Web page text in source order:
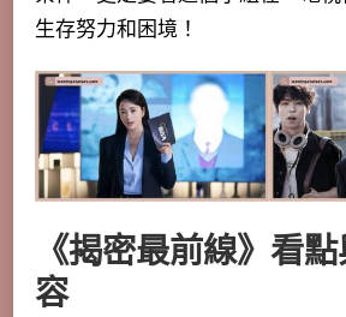
生存努力和困境！
《揭密最前線》看
容